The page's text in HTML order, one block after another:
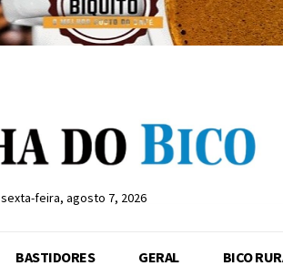
sexta-feira, agosto 7, 2026
BASTIDORES GERAL BICO